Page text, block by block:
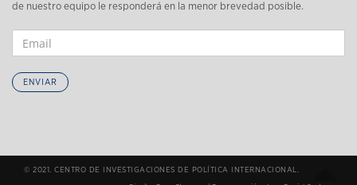
de nuestro equipo le responderá en la menor brevedad posible.
ENVIAR
© 2021. CENTRO DE INVESTIGACIONES DE POLÍTICA INTERNACIONAL.